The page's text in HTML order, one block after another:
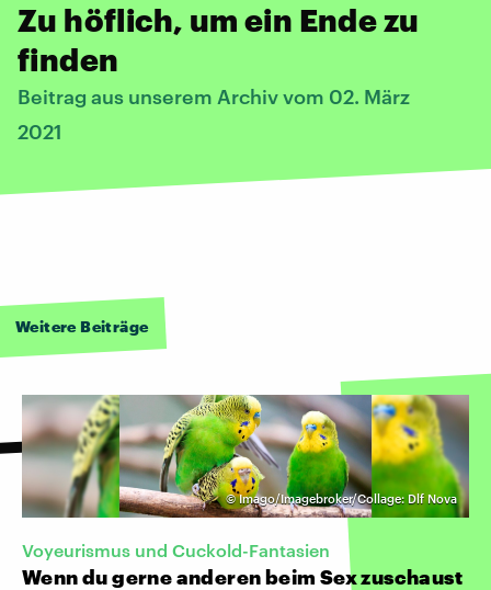
Zu höflich, um ein Ende zu
finden
Beitrag aus unserem Archiv vom 02. März
2021
Weitere Beiträge
©Imago/Imagebroker/Collage: Dlf Nova
Voyeurismus und Cuckold-Fantasien
Wenn du gerne anderen beim Sex zuschaust